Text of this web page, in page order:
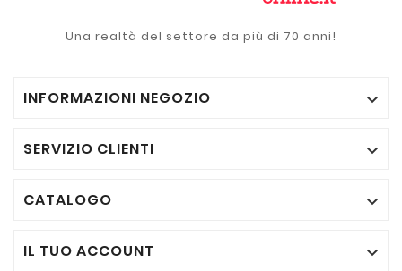
Una realtà del settore da più di 70 anni!
INFORMAZIONI NEGOZIO 
SERVIZIO CLIENTI 
CATALOGO 
IL TUO ACCOUNT 